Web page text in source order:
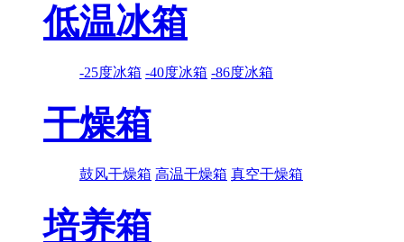
低温冰箱
-25度冰箱 -40度冰箱 -86度冰箱
干燥箱
鼓风干燥箱 高温干燥箱 真空干燥箱
培养箱